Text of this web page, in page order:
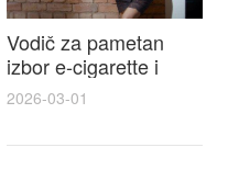
Vodič za pametan
izbor e-cigarette i
savjeti kako postići
elektronske cigarete
2026-03-01